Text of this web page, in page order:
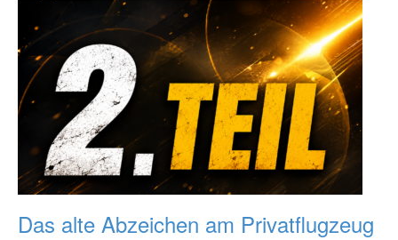
Das alte Abzeichen am Privatflugzeug